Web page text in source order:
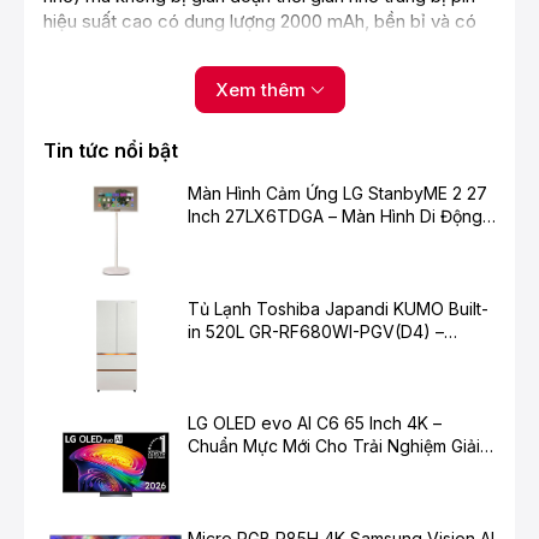
hiệu suất cao có dung lượng 2000 mAh, bền bỉ và có
Công nghệ - Công suất - Độ ồn
- Công nghệ hút lốc xoáy Cyclonic tách bụi khỏi luồng
không khí, giúp máy duy trì mức công suất tối ưu trong
suốt quá trình hoạt động.
Xem thêm
Tin tức nổi bật
Màn Hình Cảm Ứng LG StanbyME 2 27
Inch 27LX6TDGA – Màn Hình Di Động
Tủ Lạnh Toshiba Japandi KUMO Built-
in 520L GR-RF680WI-PGV(D4) –
LG OLED evo AI C6 65 Inch 4K –
Chuẩn Mực Mới Cho Trải Nghiệm Giải